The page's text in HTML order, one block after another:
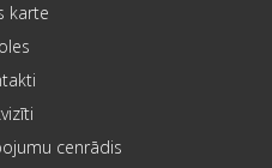
karte
cenrādis